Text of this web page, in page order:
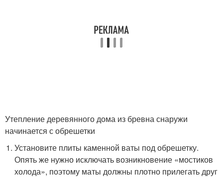
Утепление деревянного дома из бревна снаружи
начинается с обрешетки
Установите плиты каменной ваты под обрешетку.
Опять же нужно исключать возникновение «мостиков
холода», поэтому маты должны плотно прилегать друг